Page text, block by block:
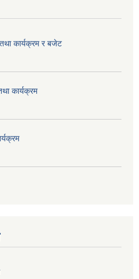
कार्यक्रम र बजेट
कार्यक्रम